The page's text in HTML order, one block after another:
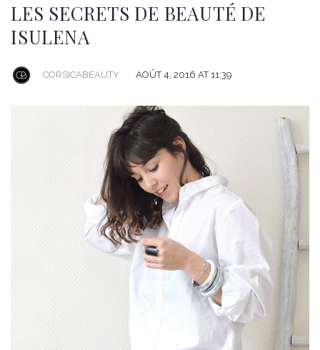
LES SECRETS DE BEAUTÉ DE
ISULENA
CORSICABEAUTY AOÛT 4, 2016 AT 11:39